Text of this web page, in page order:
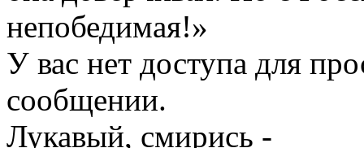
непобедимая!»
У вас нет доступа для
сообщении.
Лукавый, смирись -